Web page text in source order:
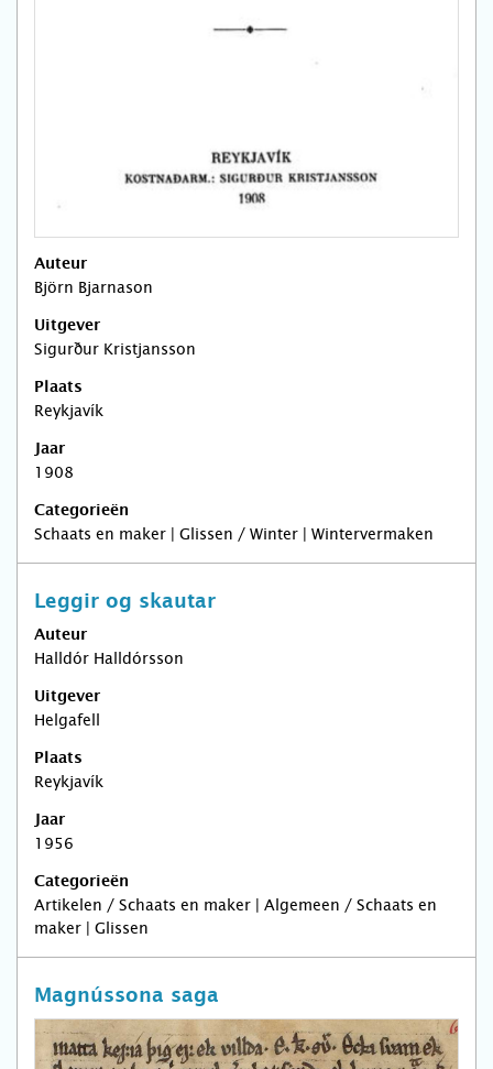
Auteur
Björn Bjarnason
Uitgever
Sigurður Kristjansson
Plaats
Reykjavík
Jaar
1908
Categorieën
Schaats en maker | Glissen / Winter | Wintervermaken
Leggir og skautar
Auteur
Halldór Halldórsson
Uitgever
Helgafell
Plaats
Reykjavík
Jaar
1956
Categorieën
Artikelen / Schaats en maker | Algemeen / Schaats en
maker | Glissen
Magnússona saga